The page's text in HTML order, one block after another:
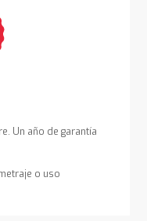
Un año de garantía
o uso